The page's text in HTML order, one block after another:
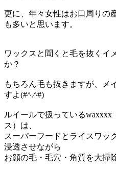
更に、年々女性はお口周りの
も多いと思います。
ワックスと聞くと毛を抜くイ
か？
もちろん毛も抜きますが、メ
すよ(#^.^#)
ルイールで扱っているwaxxxx
ス）は、
スーパーフードとライスワッ
浸透させながら
お顔の毛・毛穴・角質を大掃